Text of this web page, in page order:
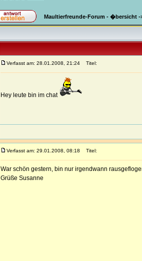
Maultierfreunde-Forum - �bersicht -
Verfasst am: 28.01.2008, 21:24 Titel:
Hey leute bin im chat
Verfasst am: 29.01.2008, 08:18 Titel:
War schön gestern, bin nur irgendwann
Grüße Susanne